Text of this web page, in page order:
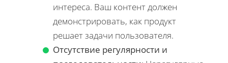
интереса. Ваш контент должен
демонстрировать, как продукт
решает задачи пользователя.
Отсутствие регулярности и